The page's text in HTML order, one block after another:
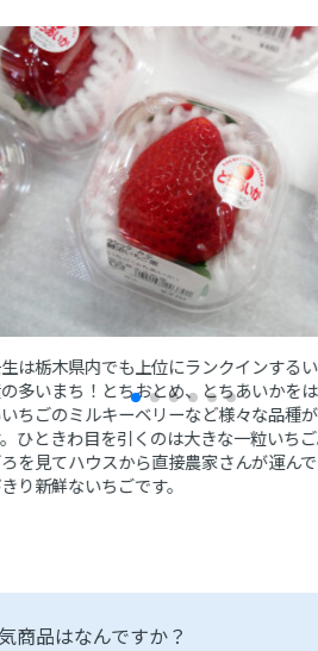
は栃木県内でも上位にランクインする
多いまち！とちおとめ、とちあいかを
ちごのミルキーベリーなど様々な品種
ひときわ目を引くのは大きな一粒いち
を見てハウスから直接農家さんが運ん
り新鮮ないちごです。
商品はなんですか？